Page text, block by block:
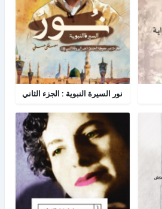
نور السيرة النبوية : الجزء الثاني